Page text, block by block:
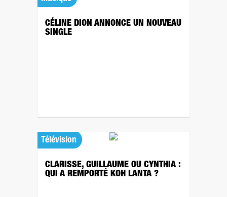
CÉLINE DION ANNONCE UN NOUVEAU
SINGLE
Télévision
CLARISSE, GUILLAUME OU CYNTHIA :
QUI A REMPORTÉ KOH LANTA ?